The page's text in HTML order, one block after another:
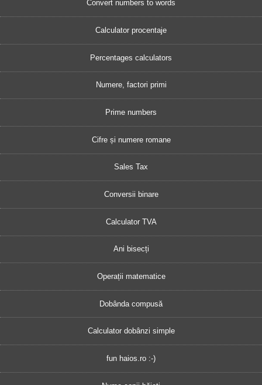
Convert numbers to words
Calculator procentaje
Percentages calculators
Numere, factori primi
Prime numbers
Cifre și numere romane
Sales Tax
Conversii binare
Calculator TVA
Ani bisecți
Operații matematice
Dobânda compusă
Calculator dobânzi simple
fun haios.ro :-)